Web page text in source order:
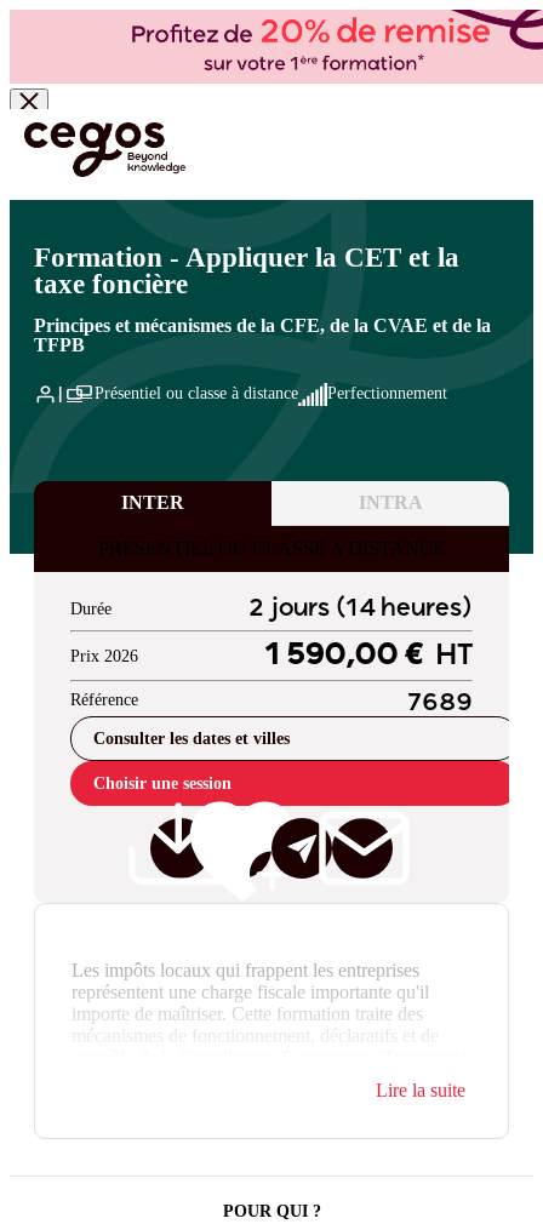
Skip to main content
Vous êtes ici : Accueil >Cegos, organisme de formation à Paris et en régions
Comptabilité - Fiscalité>
Formation - Appliquer la CET et la
taxe foncière
Principes et mécanismes de la CFE, de la CVAE et de la
TFPB
Présentiel ou classe à distance Perfectionnement
INTER INTRA
PRESENTIEL OU CLASSE A DISTANCE
Durée 2 jours (14 heures)
Prix 2026 1 590,00 € HT
Référence 7689
Consulter les dates et villes
Choisir une session
Les impôts locaux qui frappent les entreprises
représentent une charge fiscale importante qu'il
importe de maîtriser. Cette formation traite des
mécanismes de fonctionnement, déclaratifs et de
(CET). Elle aborde également la Taxe Foncière sur
les Propriétés Bâties (TFPB) et les autres taxes sur
montant de l'impôt en utilisant toutes les possibilités
Lire la suite
POUR QUI ?